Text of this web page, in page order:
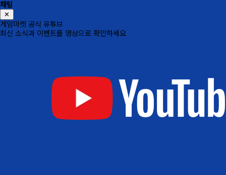
채팅
✕
게임마켓 공식 유튜브
최신 소식과 이벤트를 영상으로 확인하세요